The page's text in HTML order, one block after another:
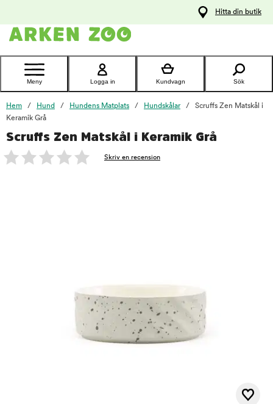
Kontakta
Hitta din butik
Meny Logga in Kundvagn Sök
Hem Hund Hundens Matplats Hundskålar
Scruffs Zen Matskål i
Keramik Grå
Scruffs Zen Matskål i Keramik Grå
Skriv en recension
foo